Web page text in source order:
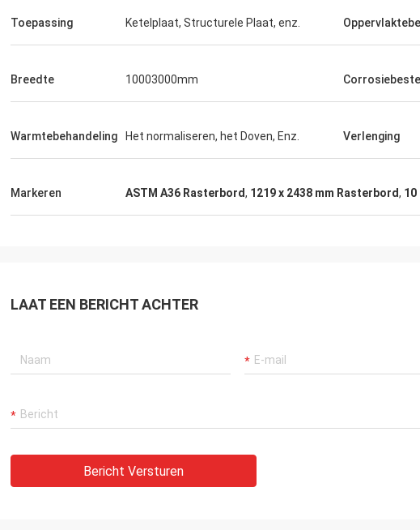
Saudi-Arabië Zakaria
Haoxuanstaal, kwaliteitsborging, waardig
Toepassing Ketelplaat, Structurele Plaat, enz.
Breedte 10003000mm
Warmtebehandeling Het normaliseren, het Doven, Enz. Verlenging
Markeren ASTM A36 Rasterbord, 1219 x 2438 mm Rasterbord, 10
LAAT EEN BERICHT ACHTER
Bericht Versturen